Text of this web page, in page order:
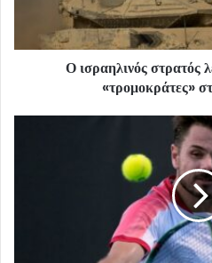
Ο ισραηλινός στρατός
«τρομοκράτες»